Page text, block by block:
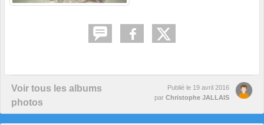
Voir tous les albums
photos
Publié le 19 avril 2016
par Christophe JALLAIS